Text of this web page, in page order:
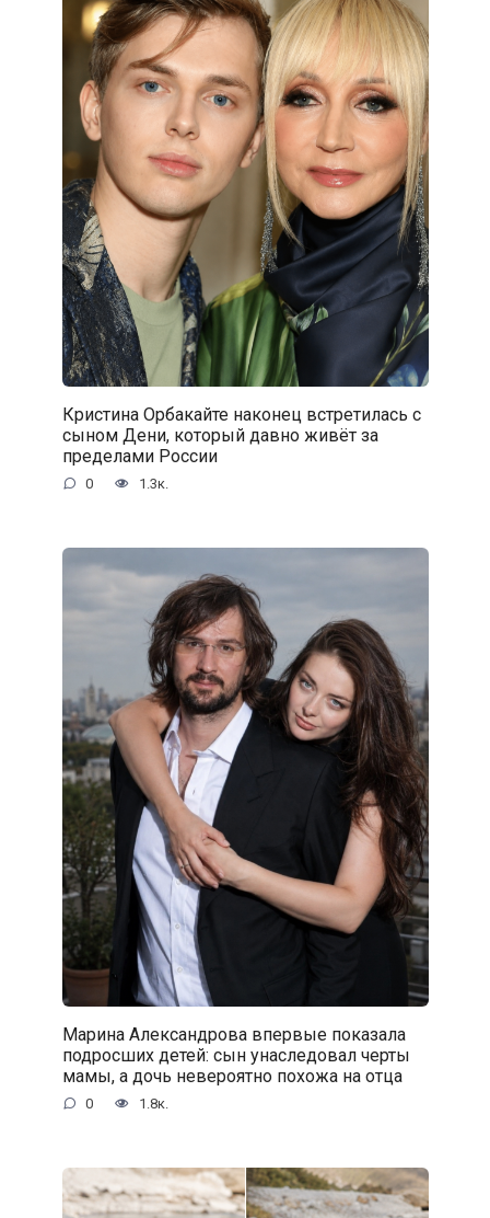
Кристина Орбакайте наконец встретилась с
сыном Дени, который давно живёт за
пределами России
0 1.3к.
Марина Александрова впервые показала
подросших детей: сын унаследовал черты
мамы, а дочь невероятно похожа на отца
0 1.8к.